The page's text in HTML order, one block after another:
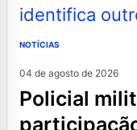
NOTÍCIAS
04 de agosto de 2026
policial militar é preso por